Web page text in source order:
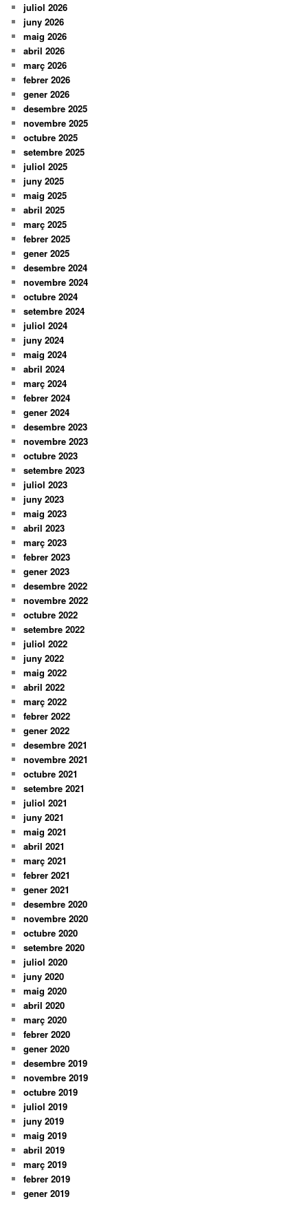
juliol 2026
juny 2026
maig 2026
abril 2026
març 2026
febrer 2026
gener 2026
desembre 2025
novembre 2025
octubre 2025
setembre 2025
juliol 2025
juny 2025
maig 2025
abril 2025
març 2025
febrer 2025
gener 2025
desembre 2024
novembre 2024
octubre 2024
setembre 2024
juliol 2024
juny 2024
maig 2024
abril 2024
març 2024
febrer 2024
gener 2024
desembre 2023
novembre 2023
octubre 2023
setembre 2023
juliol 2023
juny 2023
maig 2023
abril 2023
març 2023
febrer 2023
gener 2023
desembre 2022
novembre 2022
octubre 2022
setembre 2022
juliol 2022
juny 2022
maig 2022
abril 2022
març 2022
febrer 2022
gener 2022
desembre 2021
novembre 2021
octubre 2021
setembre 2021
juliol 2021
juny 2021
maig 2021
abril 2021
març 2021
febrer 2021
gener 2021
desembre 2020
novembre 2020
octubre 2020
setembre 2020
juliol 2020
juny 2020
maig 2020
abril 2020
març 2020
febrer 2020
gener 2020
desembre 2019
novembre 2019
octubre 2019
juliol 2019
juny 2019
maig 2019
abril 2019
març 2019
febrer 2019
gener 2019